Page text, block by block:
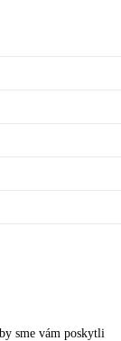
sme vám poskytli